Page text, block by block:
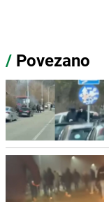
/ Povezano